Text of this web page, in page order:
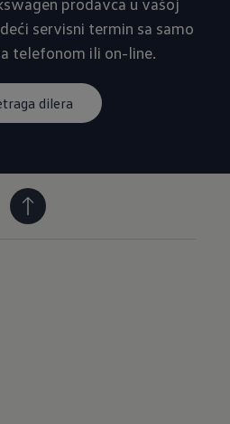
servisni termin sa samo
telefonom ili on-line.
dilera